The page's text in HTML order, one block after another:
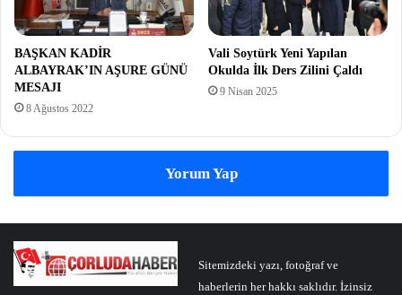
BAŞKAN KADİR
ALBAYRAK’IN AŞURE GÜNÜ
MESAJI
8 Ağustos 2022
Vali Soytürk Yeni Yapılan
Okulda İlk Ders Zilini Çaldı
9 Nisan 2025
Yorum Yap
Sitemizdeki yazı, fotoğraf ve
haberlerin her hakkı saklıdır. İzinsiz